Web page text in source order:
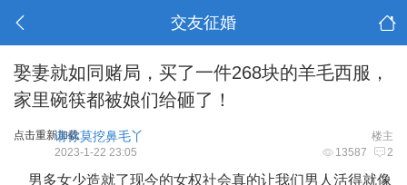
交友征婚
娶妻就如同赌局，买了一件268块的羊毛西服，
家里碗筷都被娘们给砸了！
点击重新加载 楼主
请你莫挖鼻毛丫
13587 2
2023-1-22 23:05
男多女少造就了现今的女权社会真的让我们男人活得就像